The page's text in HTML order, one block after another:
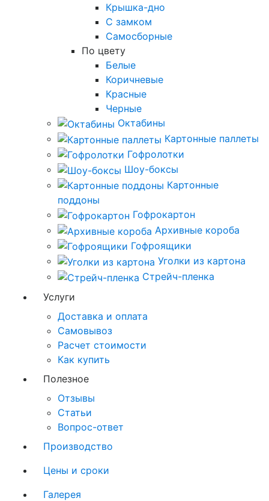
Крышка-дно
С замком
Самосборные
По цвету
Белые
Коричневые
Красные
Черные
Октабины
Картонные паллеты
Гофролотки
Шоу-боксы
Картонные
поддоны
Гофрокартон
Архивные короба
Гофроящики
Уголки из картона
Стрейч-пленка
Услуги
Доставка и оплата
Самовывоз
Расчет стоимости
Как купить
Полезное
Отзывы
Статьи
Вопрос-ответ
Производство
Цены и сроки
Галерея